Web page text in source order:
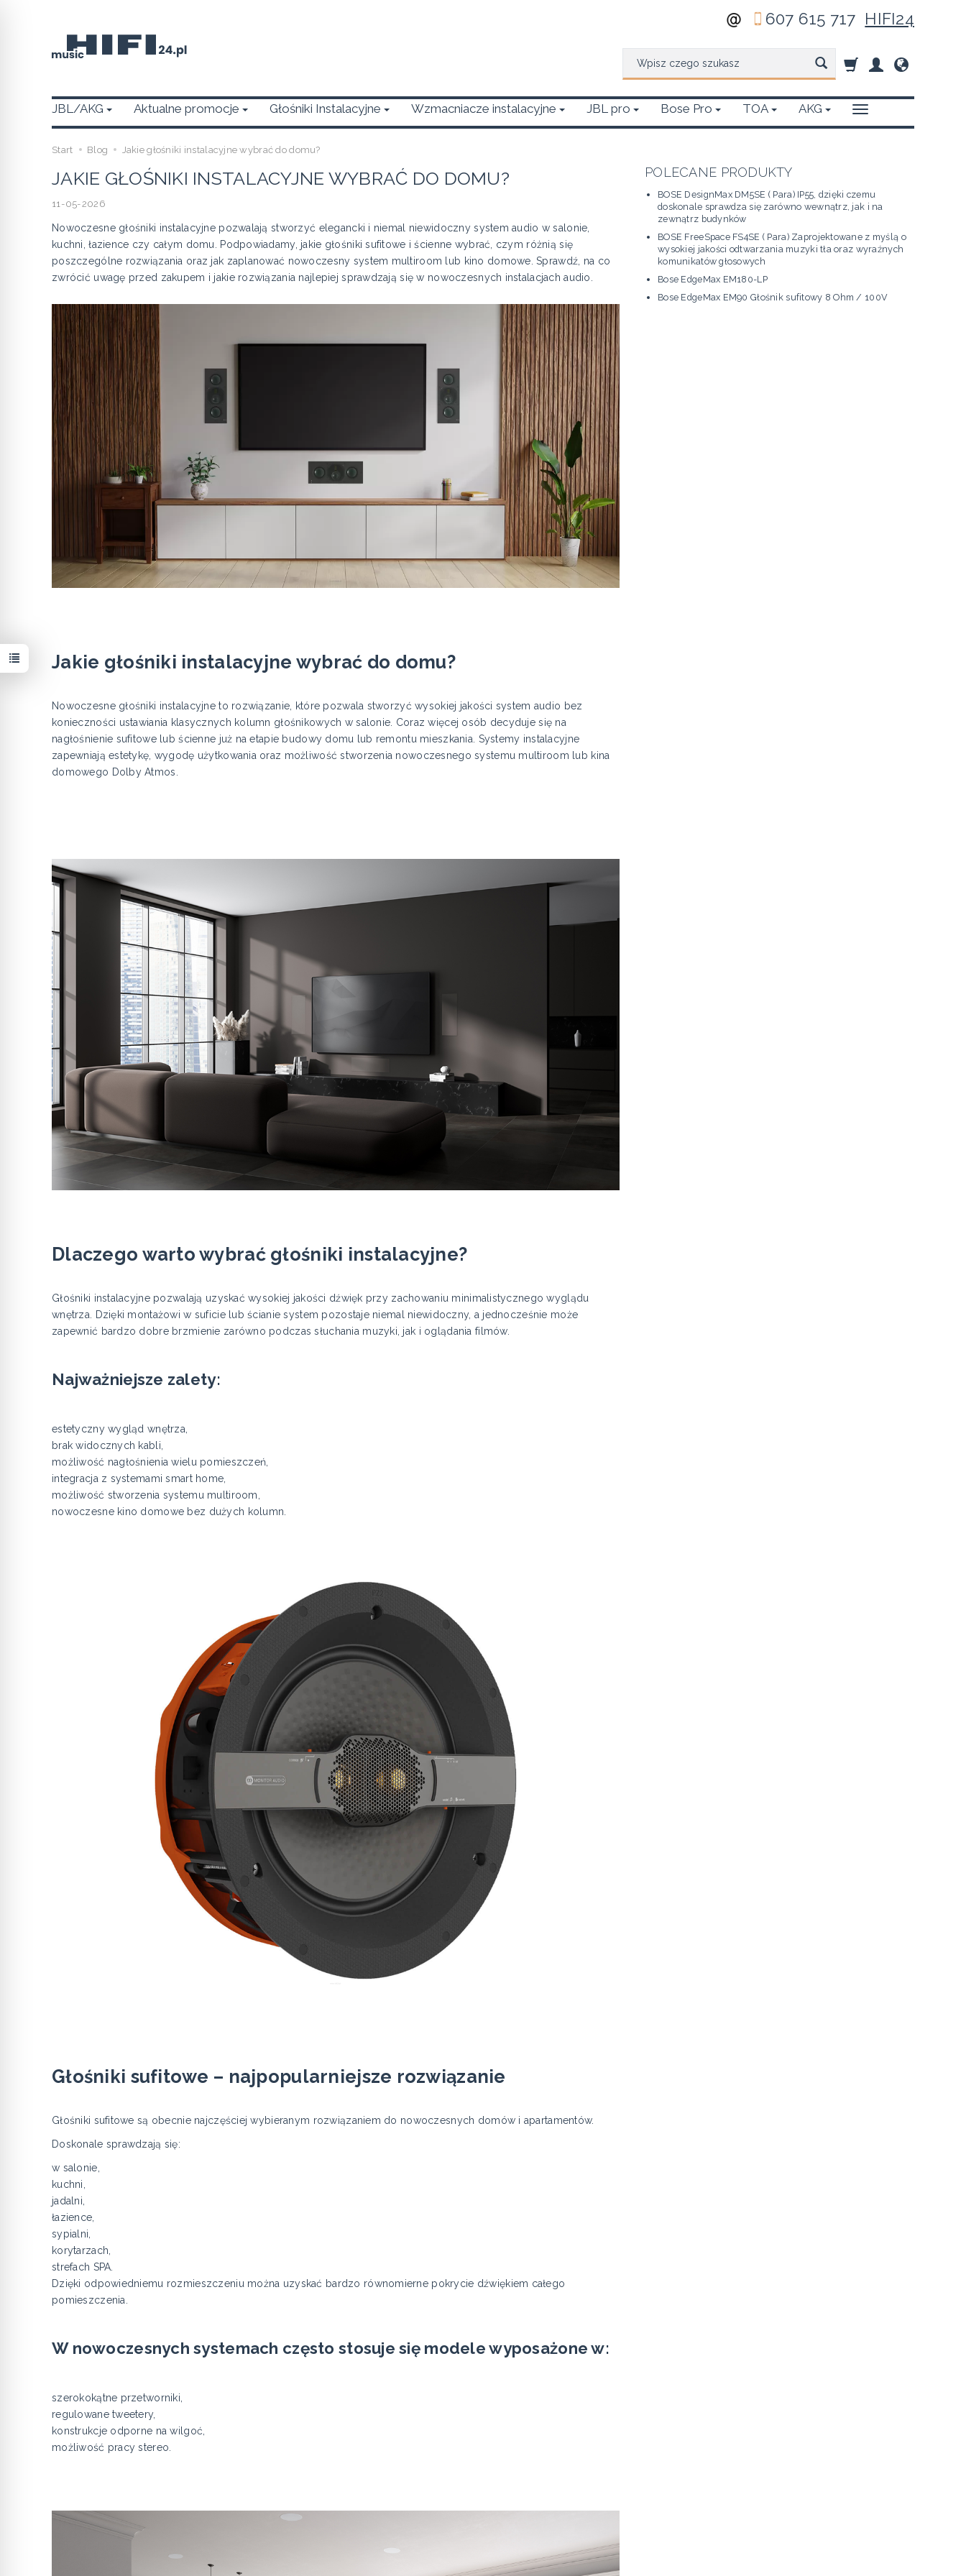
607 615 717 HIFI24
JBL/AKG Aktualne promocje Głośniki Instalacyjne Wzmacniacze instalacyjne JBL pro Bose Pro TOA AKG
Start Blog Jakie głośniki instalacyjne wybrać do domu?
JAKIE GŁOŚNIKI INSTALACYJNE WYBRAĆ DO DOMU?
11-05-2026
Nowoczesne głośniki instalacyjne pozwalają stworzyć elegancki i niemal niewidoczny system audio w salonie,
kuchni, łazience czy całym domu. Podpowiadamy, jakie głośniki sufitowe i ścienne wybrać, czym różnią się
poszczególne rozwiązania oraz jak zaplanować nowoczesny system multiroom lub kino domowe. Sprawdź, na co
zwrócić uwagę przed zakupem i jakie rozwiązania najlepiej sprawdzają się w nowoczesnych instalacjach audio.
Jakie głośniki instalacyjne wybrać do domu?
Nowoczesne głośniki instalacyjne to rozwiązanie, które pozwala stworzyć wysokiej jakości system audio bez
konieczności ustawiania klasycznych kolumn głośnikowych w salonie. Coraz więcej osób decyduje się na
nagłośnienie sufitowe lub ścienne już na etapie budowy domu lub remontu mieszkania. Systemy instalacyjne
zapewniają estetykę, wygodę użytkowania oraz możliwość stworzenia nowoczesnego systemu multiroom lub kina
domowego Dolby Atmos.
Dlaczego warto wybrać głośniki instalacyjne?
Głośniki instalacyjne pozwalają uzyskać wysokiej jakości dźwięk przy zachowaniu minimalistycznego wyglądu
wnętrza. Dzięki montażowi w suficie lub ścianie system pozostaje niemal niewidoczny, a jednocześnie może
zapewnić bardzo dobre brzmienie zarówno podczas słuchania muzyki, jak i oglądania filmów.
Najważniejsze zalety:
estetyczny wygląd wnętrza,
brak widocznych kabli,
możliwość nagłośnienia wielu pomieszczeń,
integracja z systemami smart home,
możliwość stworzenia systemu multiroom,
nowoczesne kino domowe bez dużych kolumn.
Głośniki sufitowe – najpopularniejsze rozwiązanie
Głośniki sufitowe są obecnie najczęściej wybieranym rozwiązaniem do nowoczesnych domów i apartamentów.
Doskonale sprawdzają się:
w salonie,
kuchni,
jadalni,
łazience,
sypialni,
korytarzach,
strefach SPA.
Dzięki odpowiedniemu rozmieszczeniu można uzyskać bardzo równomierne pokrycie dźwiękiem całego
pomieszczenia.
W nowoczesnych systemach często stosuje się modele wyposażone w:
szerokokątne przetworniki,
regulowane tweetery,
konstrukcje odporne na wilgoć,
możliwość pracy stereo.
POLECANE PRODUKTY
BOSE DesignMax DM5SE ( Para) IP55, dzięki czemu
doskonale sprawdza się zarówno wewnątrz, jak i na
zewnątrz budynków
BOSE FreeSpace FS4SE ( Para) Zaprojektowane z myślą o
wysokiej jakości odtwarzania muzyki tła oraz wyraźnych
komunikatów głosowych
Bose EdgeMax EM180-LP
Bose EdgeMax EM90 Głośnik sufitowy 8 Ohm / 100V